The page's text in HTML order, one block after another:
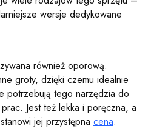
wersje dedykowane
również oporową.
groty, dzięki czemu idealnie
potrzebują tego narzędzia do
Jest też lekka i poręczna, a
jej przystępna cena.